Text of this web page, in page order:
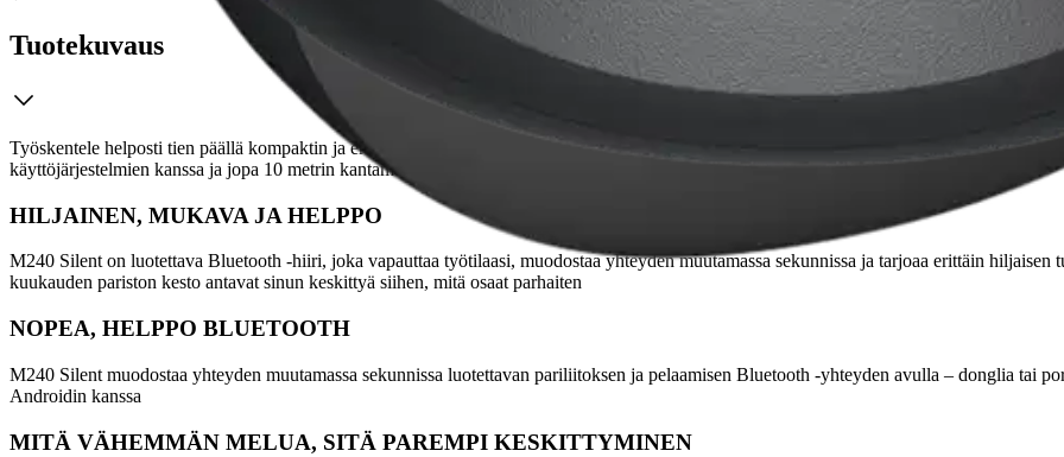
Tuotekuvaus
Työskentele helposti tien päällä kompaktin ja erittäin hiljaisen langattoman Logitech M240 Silent Bluetooth -hiiren ansiosta. Siinä on jopa
käyttöjärjestelmien kanssa ja jopa 10 metrin kantama.
HILJAINEN, MUKAVA JA HELPPO
M240 Silent on luotettava Bluetooth -hiiri, joka vapauttaa työtilaasi, muodostaa yhteyden muutamassa sekunnissa ja tarjoaa erittäin
kuukauden pariston kesto antavat sinun keskittyä siihen, mitä osaat parhaiten
NOPEA, HELPPO BLUETOOTH
M240 Silent muodostaa yhteyden muutamassa sekunnissa luotettavan pariliitoksen ja pelaamisen Bluetooth -yhteyden avulla – donglia
Androidin kanssa
MITÄ VÄHEMMÄN MELUA, SITÄ PAREMPI KESKITTYMINEN